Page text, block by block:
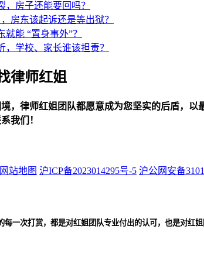
，房子还能要回吗？
房东该起诉还是等出狱？
能 “置身事外”？
，学校、家长谁该担责？
律师红姐
，律师红姐团队都愿意成为您坚实的后盾，
我们！
网站地图 沪ICP备2023014295号-5 沪公网安备
一次打赏，都是对红姐团队专业付出的认可，也是对红